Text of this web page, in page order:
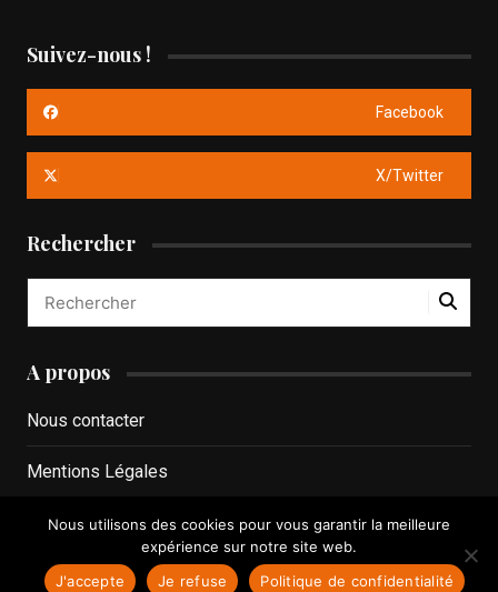
Suivez-nous !
Facebook
X/Twitter
Rechercher
A propos
Nous contacter
Mentions Légales
Politique de confidentialité
Nous utilisons des cookies pour vous garantir la meilleure
expérience sur notre site web.
J'accepte
Je refuse Politique de confidentialité